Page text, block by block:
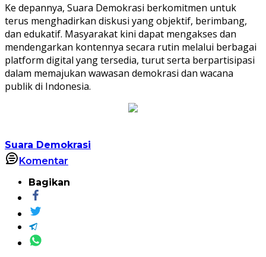
Ke depannya, Suara Demokrasi berkomitmen untuk
terus menghadirkan diskusi yang objektif, berimbang,
dan edukatif. Masyarakat kini dapat mengakses dan
mendengarkan kontennya secara rutin melalui berbagai
platform digital yang tersedia, turut serta berpartisipasi
dalam memajukan wawasan demokrasi dan wacana
publik di Indonesia.
Suara Demokrasi
Komentar
Bagikan